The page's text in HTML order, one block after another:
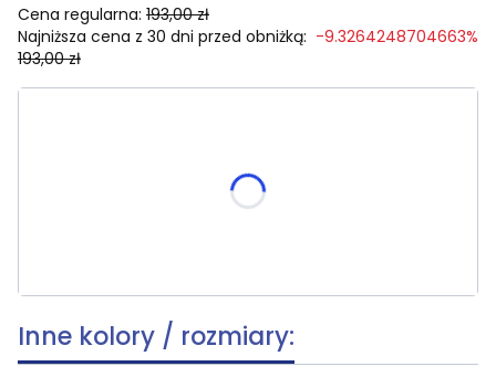
Cena regularna: 193,00 zł
Najniższa cena z 30 dni przed obniżką:
193,00 zł
-9.3264248704663%
skracania, wymiar po skróceniu [cm]
Inne kolory / rozmiary: